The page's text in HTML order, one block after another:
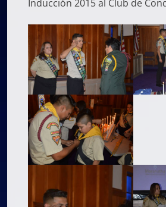
Inducción 2015 al Club de